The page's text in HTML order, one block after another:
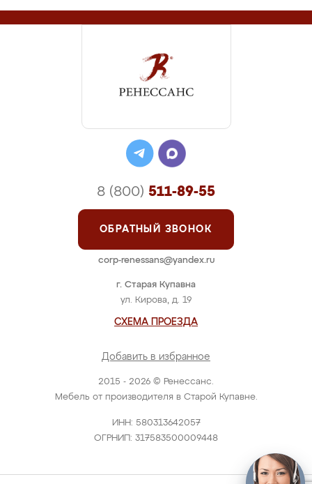
2015 - 2026 © Ренессанс.
Мебель от производителя в Старой Купавне.
ИНН: 580313642057
ОГРНИП: 317583500009448
г. Старая Купавна
ул. Кирова, д. 19
СХЕМА ПРОЕЗДА
Добавить в избранное
8 (800) 511-89-55
ОБРАТНЫЙ ЗВОНОК
corp-renessans@yandex.ru